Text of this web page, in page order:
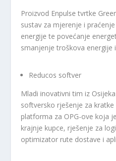
Proizvod Enpulse tvrtke
sustav za mjerenje i
energije te povećanje
smanjenje troškova energije
Reducos softver
Mladi inovativni tim iz
softversko rješenje za
platforma za OPG-ove koja
krajnje kupce, rješenje za
optimizator rute dostave i